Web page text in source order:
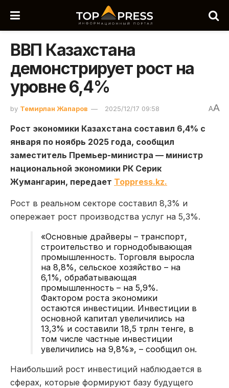
ВВП Казахстана
демонстрирует рост на
уровне 6,4%
by Темирлан Жапаров 2025/12/17 09:58 AA
Рост экономики Казахстана составил 6,4% с
января по ноябрь 2025 года, сообщил
заместитель Премьер-министра — министр
национальной экономики РК Серик
Жумангарин, передает Toppress.kz.
Рост в реальном секторе составил 8,3% и
опережает рост производства услуг на 5,3%.
«Основные драйверы – транспорт,
строительство и горнодобывающая
промышленность. Торговля выросла
на 8,8%, сельское хозяйство – на
6,1%, обрабатывающая
промышленность – на 5,9%.
Фактором роста экономики
остаются инвестиции. Инвестиции в
основной капитал увеличились на
13,3% и составили 18,5 трлн тенге, в
том числе частные инвестиции
увеличились на 9,8%», – сообщил он.
Наибольший рост инвестиций наблюдается в
сферах, которые формируют базу будущего